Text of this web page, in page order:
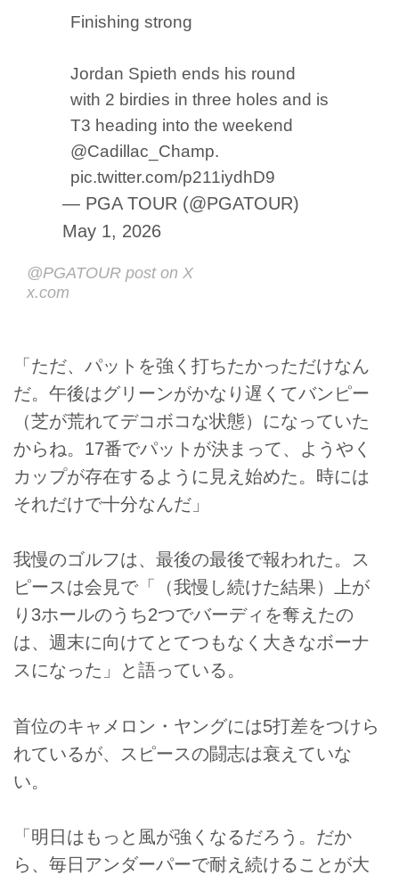
Finishing strong
Jordan Spieth ends his round
with 2 birdies in three holes and is
T3 heading into the weekend
@Cadillac_Champ.
pic.twitter.com/p211iydhD9
— PGA TOUR (@PGATOUR)
May 1, 2026
@PGATOUR post on X
x.com
「ただ、パットを強く打ちたかっただけなん
だ。午後はグリーンがかなり遅くてバンピー
（芝が荒れてデコボコな状態）になっていた
からね。17番でパットが決まって、ようやく
カップが存在するように見え始めた。時には
それだけで十分なんだ」
我慢のゴルフは、最後の最後で報われた。ス
ピースは会見で「（我慢し続けた結果）上が
り3ホールのうち2つでバーディを奪えたの
は、週末に向けてとてつもなく大きなボーナ
スになった」と語っている。
首位のキャメロン・ヤングには5打差をつけら
れているが、スピースの闘志は衰えていな
い。
「明日はもっと風が強くなるだろう。だか
ら、毎日アンダーパーで耐え続けることが大